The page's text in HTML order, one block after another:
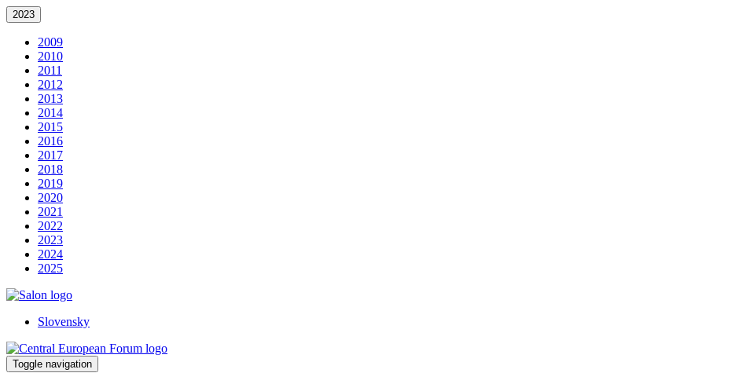
2023
2009
2010
2011
2012
2013
2014
2015
2016
2017
2018
2019
2020
2021
2022
2023
2024
2025
Slovensky
Toggle navigation